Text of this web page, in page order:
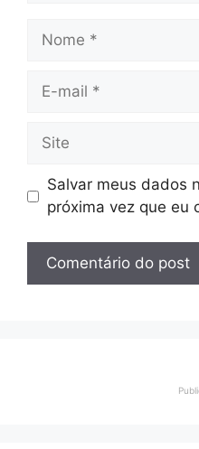
Nome
Site
Salvar meus dados
próxima vez que eu